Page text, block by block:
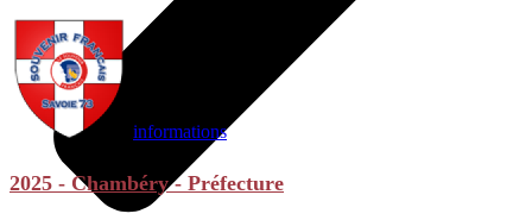
informations
2025 - Chambéry - Préfecture